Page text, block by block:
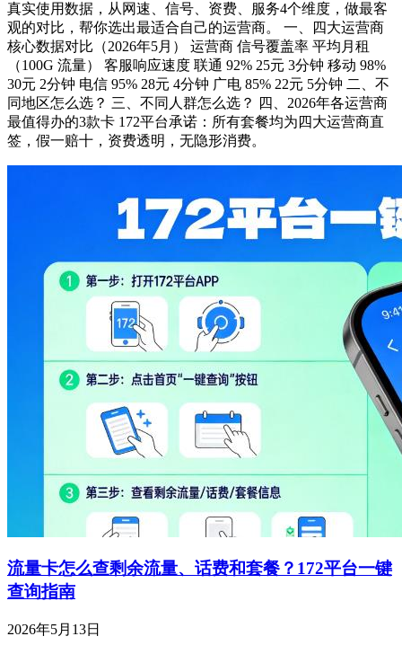
真实使用数据，从网速、信号、资费、服务4个维度，做最客
观的对比，帮你选出最适合自己的运营商。 一、四大运营商
核心数据对比（2026年5月） 运营商 信号覆盖率 平均月租
（100G 流量） 客服响应速度 联通 92% 25元 3分钟 移动 98%
30元 2分钟 电信 95% 28元 4分钟 广电 85% 22元 5分钟 二、不
同地区怎么选？ 三、不同人群怎么选？ 四、2026年各运营商
最值得办的3款卡 172平台承诺：所有套餐均为四大运营商直
签，假一赔十，资费透明，无隐形消费。
流量卡怎么查剩余流量、话费和套餐？172平台一键
查询指南
2026年5月13日